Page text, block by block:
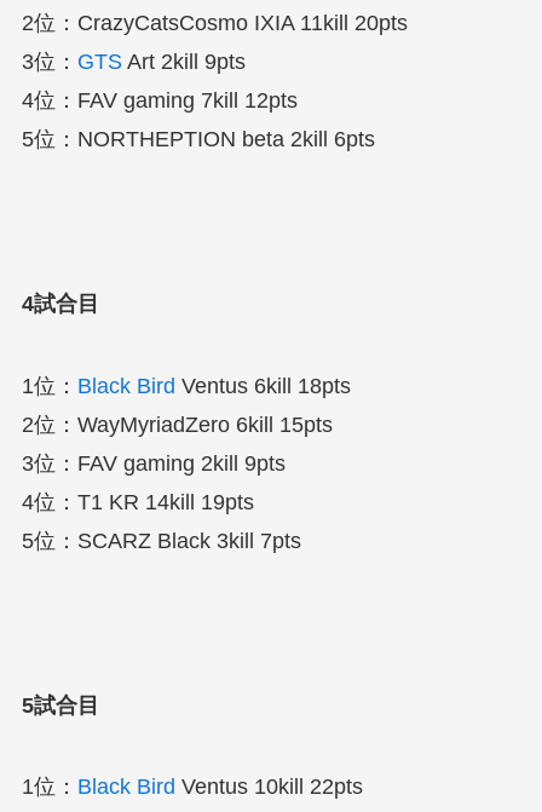
2位：CrazyCatsCosmo IXIA 11kill 20pts
3位： GTSArt 2kill 9pts
4位：FAV gaming 7kill 12pts
5位：NORTHEPTION beta 2kill 6pts
4試合目
1位： Black Bird Ventus 6kill 18pts
2位：WayMyriadZero 6kill 15pts
3位：FAV gaming 2kill 9pts
4位：T1 KR 14kill 19pts
5位：SCARZ Black 3kill 7pts
5試合目
1位： Black Bird Ventus 10kill 22pts